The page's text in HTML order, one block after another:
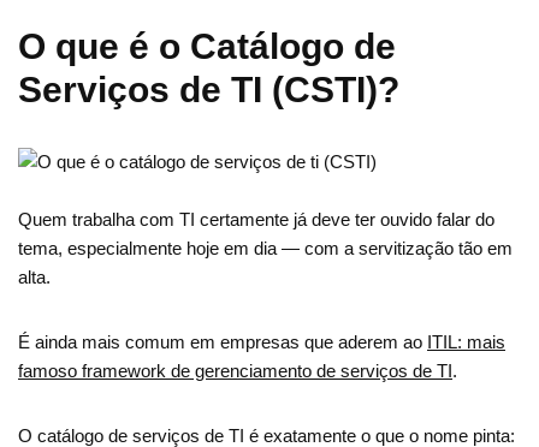
O que é o Catálogo de
Serviços de TI (CSTI)?
Quem trabalha com TI certamente já deve ter ouvido falar do
tema, especialmente hoje em dia — com a servitização tão em
alta.
É ainda mais comum em empresas que aderem ao ITIL: mais
famoso framework de gerenciamento de serviços de TI.
O catálogo de serviços de TI é exatamente o que o nome pinta: